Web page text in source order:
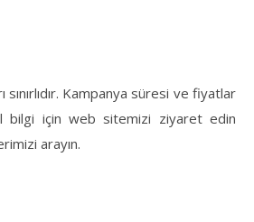
Kampanya süresi ve fiyatlar
bilgi için web sitemizi ziyaret edin
arayın.